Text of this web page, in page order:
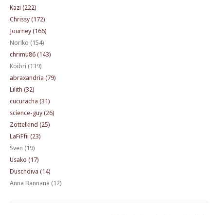
Kazi (222)
Chrissy (172)
Journey (166)
Noriko (154)
chrimu86 (143)
Koibri (139)
abraxandria (79)
Lilith (32)
cucuracha (31)
science-guy (26)
Zottelkind (25)
LaFiFfii (23)
Sven (19)
Usako (17)
Duschdiva (14)
Anna Bannana (12)